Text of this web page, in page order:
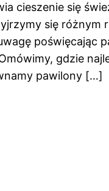
cieszenie się
się różnym
poświęcając
gdzie
pawilony […]